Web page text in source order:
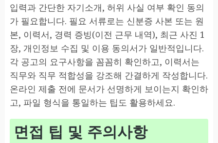
입력과 간단한 자기소개, 허위 사실 여부 확인 동의
가 필요합니다. 필요 서류로는 신분증 사본 또는 원
본, 이력서, 경력 증빙(이전 근무 내역), 최근 사진 1
장, 개인정보 수집 및 이용 동의서가 일반적입니다.
각 공고의 요구사항을 꼼꼼히 확인하고, 이력서는
직무와 직무 적합성을 강조해 간결하게 작성합니다.
온라인 제출 전에 문서가 선명하게 보이는지 확인하
고, 파일 형식을 통일하는 팁도 활용하세요.
면접 팁 및 주의사항